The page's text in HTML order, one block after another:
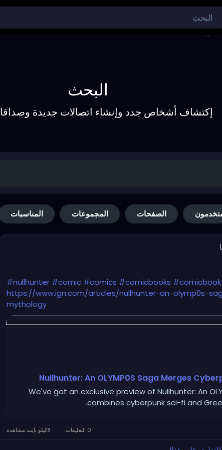
البحث
إكتشاف أشخاص جدد وإنشاء اتصالات جديدة
الصفحات المجموعات المناسبات
#nullhunter #comic #comics #comicbooks #comicbook
https://www.ign.com/articles/nullhunter-an-olymp0s-
mythology
Nullhunter: An OLYMP0S Saga Merges
We've got an exclusive preview of Nullhunter: An
combines cyberpunk sci-fi and